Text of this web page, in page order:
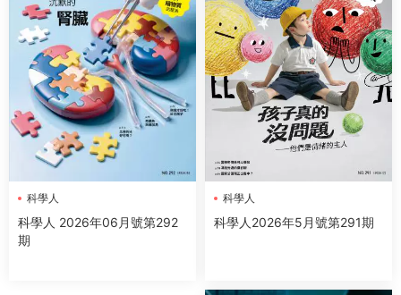
科學人
科學人 2026年06月號第292
期
科學人
科學人2026年5月號第291期